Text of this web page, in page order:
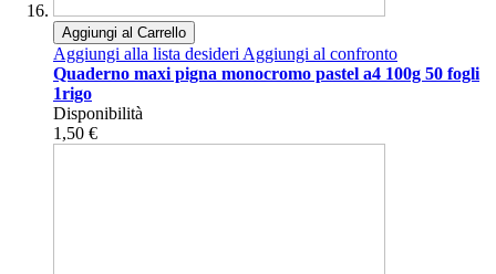
Aggiungi al Carrello
Aggiungi alla lista desideriAggiungi al confronto
Quaderno maxi pigna monocromo pastel a4 100g 50 fogli
1rigo
Disponibilità
1,50 €